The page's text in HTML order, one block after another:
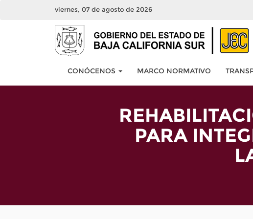
viernes, 07 de agosto de 2026
CONÓCENOS MARCO NORMATIVO
PARA